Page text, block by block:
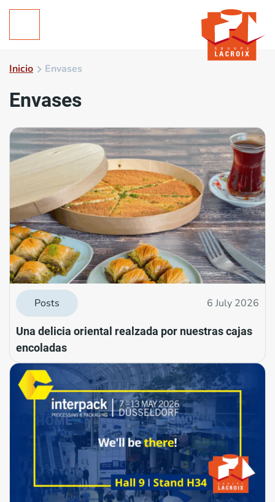
Inicio Envases
Envases
Posts 6 July 2026
Una delicia oriental realzada por nuestras cajas
encoladas